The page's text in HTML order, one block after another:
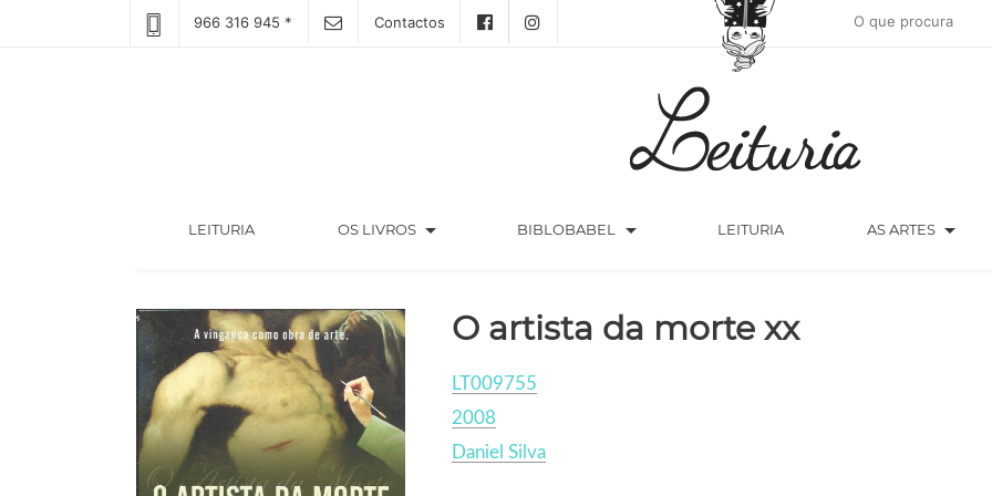
966 316 945 * Contactos
LEITURIA(CURRENT) OS LIVROS arrow_drop_down BIBLOBABEL arrow_drop_down LEITURIA AS ARTES arrow_drop_down
O artista da morte xx
LT009755
2008
Daniel Silva